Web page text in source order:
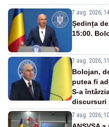
7 aug. 2026,
Ședința
15:00.
7 aug. 2026,
Bolojan,
putea fi
S-a
discursuri
7 aug. 2026,